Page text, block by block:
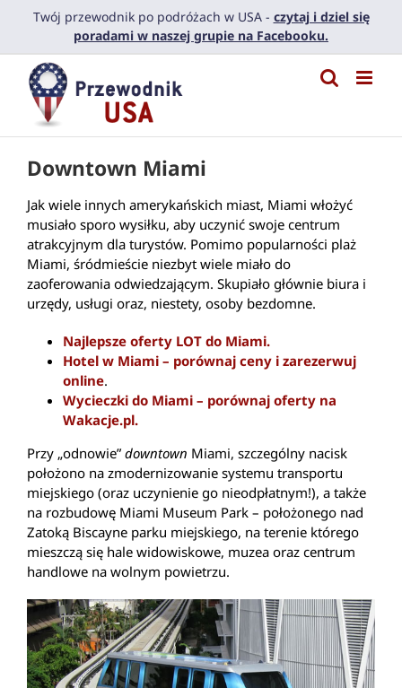
PrzejdźTwój przewodnik po podróżach w USA - czytaj i dziel się
poradami w naszej grupie na Facebooku.
Downtown Miami
Jak wiele innych amerykańskich miast, Miami włożyć
musiało sporo wysiłku, aby uczynić swoje centrum
atrakcyjnym dla turystów. Pomimo popularności plaż
Miami, śródmieście niezbyt wiele miało do
zaoferowania odwiedzającym. Skupiało głównie biura i
urzędy, usługi oraz, niestety, osoby bezdomne.
Najlepsze oferty LOT do Miami.
Hotel w Miami – porównaj ceny i zarezerwuj
online.
Wycieczki do Miami – porównaj oferty na
Wakacje.pl.
Przy „odnowie” downtown Miami, szczególny nacisk
położono na zmodernizowanie systemu transportu
miejskiego (oraz uczynienie go nieodpłatnym!), a także
na rozbudowę Miami Museum Park – położonego nad
Zatoką Biscayne parku miejskiego, na terenie którego
mieszczą się hale widowiskowe, muzea oraz centrum
handlowe na wolnym powietrzu.